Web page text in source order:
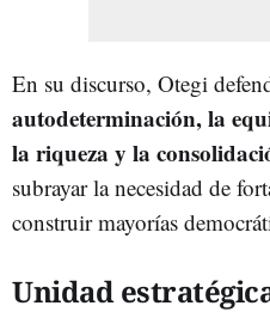
En su discurso, Otegi
autodeterminación, la
la riqueza y la
subrayar la necesidad de
construir mayorías
Unidad